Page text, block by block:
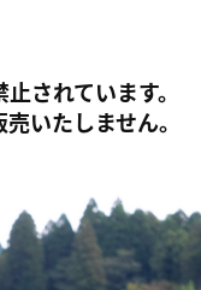
されています。
いたしません。